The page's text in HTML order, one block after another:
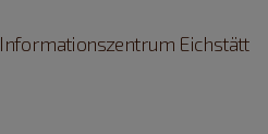
Informationszentrum Eichstätt